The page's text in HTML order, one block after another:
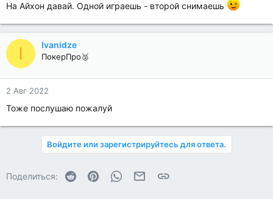
На Айхон давай. Одной играешь - второй снимаешь
I Ivanidze
ПокерПро🥈
2 Авг 2022
Тоже послушаю пожалуй
Войдите или зарегистрируйтесь для ответа.
Поделиться: Reddit PinterestWhatsAppЭлектронная почта
Ссылка